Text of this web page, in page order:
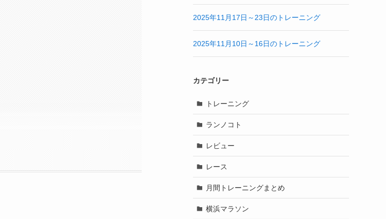
2025年11月17日～23日のトレーニング
2025年11月10日～16日のトレーニング
カテゴリー
トレーニング
ランノコト
レビュー
レース
月間トレーニングまとめ
横浜マラソン